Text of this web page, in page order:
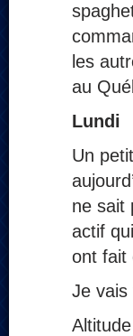
les
au
Lundi
Un
ne sait
actif
ont fait
Je vais